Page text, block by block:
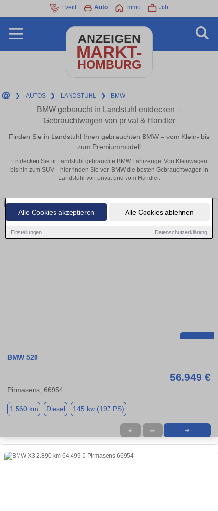
Alle Cookies akzeptieren Alle Cookies ablehnen
Einstellungen Datenschutzerklärung
Event Auto Immo Job
ANZEIGEN
MARKT-
HOMBURG
❯ AUTOS ❯ LANDSTUHL ❯ BMW
BMW gebraucht in Landstuhl entdecken –
Gebrauchtwagen von privat & Händler
Finden Sie in Landstuhl Ihren gebrauchten BMW – vom Klein- bis
zum Premiummodell
Entdecken Sie in Landstuhl gebrauchte BMW Fahrzeuge. Von Kleinwagen
bis hin zum SUV – hier finden Sie von BMW die besten Gebrauchtwagen in
Landstuhl von privat und vom Händler.
BMW 520
56.949 €
Pirmasens, 66954
1.560 km Diesel 145 kw (197 PS)
★ ➦ ➜